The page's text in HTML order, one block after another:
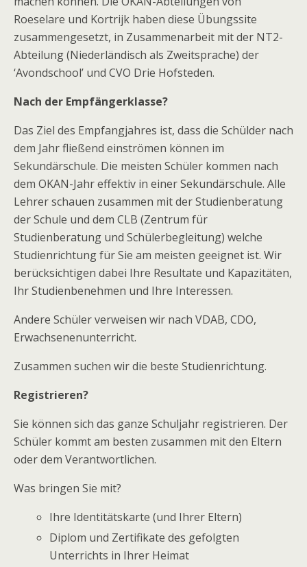
Roeselare und Kortrijk haben diese Übungssite
zusammengesetzt, in Zusammenarbeit mit der NT2-
Abteilung (Niederländisch als Zweitsprache) der
‘Avondschool’ und CVO Drie Hofsteden.
Nach der Empfängerklasse?
Das Ziel des Empfangjahres ist, dass die Schülder nach
dem Jahr fließend einströmen können im
Sekundärschule. Die meisten Schüler kommen nach
dem OKAN-Jahr effektiv in einer Sekundärschule. Alle
Lehrer schauen zusammen mit der Studienberatung
der Schule und dem CLB (Zentrum für
Studienberatung und Schülerbegleitung) welche
Studienrichtung für Sie am meisten geeignet ist. Wir
berücksichtigen dabei Ihre Resultate und Kapazitäten,
Ihr Studienbenehmen und Ihre Interessen.
Andere Schüler verweisen wir nach VDAB, CDO,
Erwachsenenunterricht.
Zusammen suchen wir die beste Studienrichtung.
Registrieren?
Sie können sich das ganze Schuljahr registrieren. Der
Schüler kommt am besten zusammen mit den Eltern
oder dem Verantwortlichen.
Was bringen Sie mit?
Ihre Identitätskarte (und Ihrer Eltern)
Diplom und Zertifikate des gefolgten
Unterrichts in Ihrer Heimat